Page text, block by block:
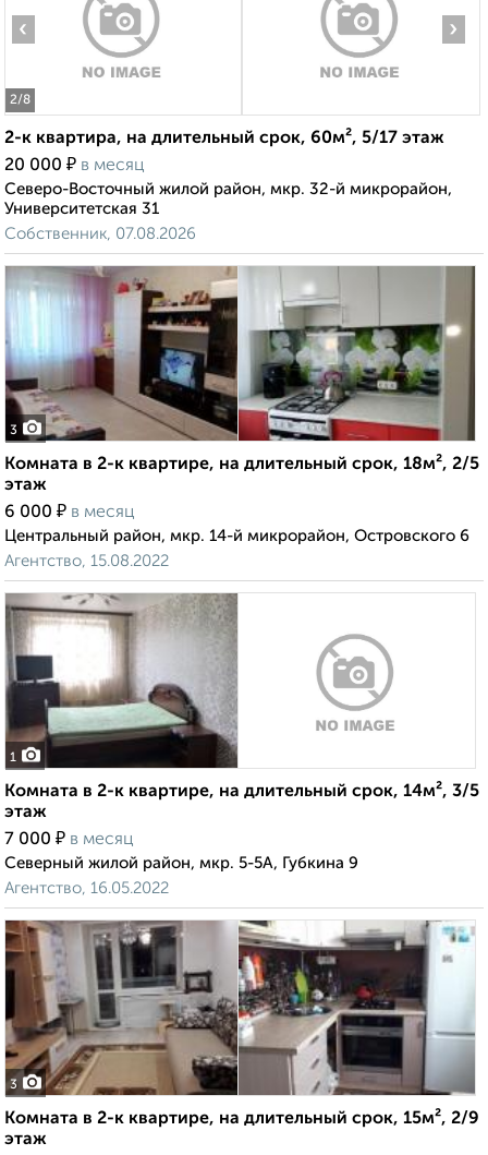
2/8
‹ ›
2-к квартира, на длительный срок, 60м², 5/17 этаж
20 000 ₽ в месяц
Северо-Восточный жилой район, мкр. 32-й микрорайон,
Университетская 31
Собственник, 07.08.2026
3
Комната в 2-к квартире, на длительный срок, 18м², 2/5
этаж
6 000 ₽ в месяц
Центральный район, мкр. 14-й микрорайон, Островского 6
Агентство, 15.08.2022
1
Комната в 2-к квартире, на длительный срок, 14м², 3/5
этаж
7 000 ₽ в месяц
Северный жилой район, мкр. 5-5А, Губкина 9
Агентство, 16.05.2022
3
Комната в 2-к квартире, на длительный срок, 15м², 2/9
этаж